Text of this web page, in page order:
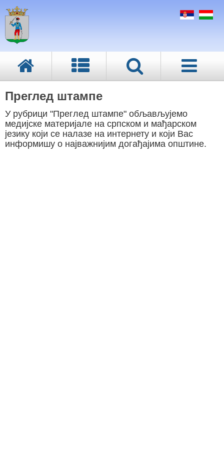
Преглед штампе
У рубрици "Преглед штампе" обљављујемо
медијске материјале на српском и мађарском
језику који се налазе на интернету и који Вас
информишу о најважнијим догађајима општине.